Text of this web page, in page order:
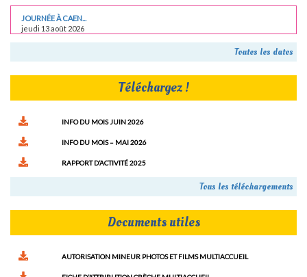
JOURNÉE À CAEN...
jeudi 13 août 2026
Toutes les dates
Téléchargez !
INFO DU MOIS JUIN 2026
INFO DU MOIS – MAI 2026
RAPPORT D’ACTIVITÉ 2025
Tous les téléchargements
Documents utiles
AUTORISATION MINEUR PHOTOS ET FILMS MULTIACCUEIL